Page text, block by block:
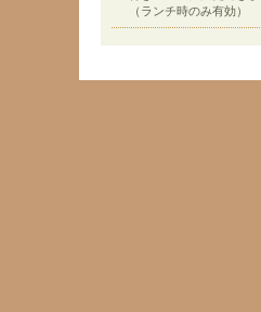
（ランチ時のみ有効）